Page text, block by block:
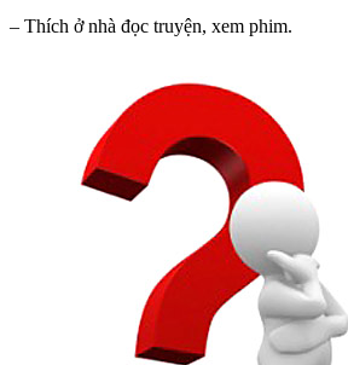
– Thích ở nhà đọc truyện, xem phim.